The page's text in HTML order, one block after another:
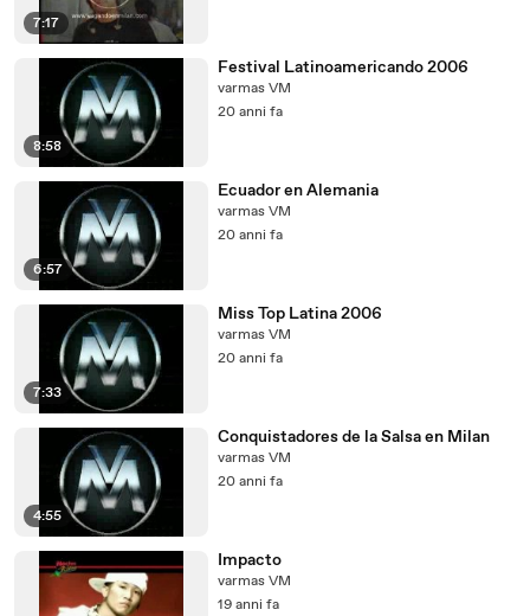
7:17
8:58
Festival Latinoamericando 2006
varmas VM
20 anni fa
6:57
Ecuador en Alemania
varmas VM
20 anni fa
7:33
Miss Top Latina 2006
varmas VM
20 anni fa
4:55
Conquistadores de la Salsa en Milan
varmas VM
20 anni fa
Impacto
varmas VM
19 anni fa